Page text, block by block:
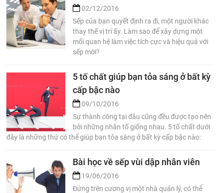
02/12/2016
Sếp của bạn quyết định ra đi, một người khác
thay thế vị trí ấy. Làm sao để xây dựng một
mối quan hệ làm việc tích cực và hiệu quả với
sếp mới?
5 tố chất giúp bạn tỏa sáng ở bất kỳ
cấp bậc nào
09/10/2016
Sự thành công tại đâu cũng đều được tạo nên
bởi những nhân tố giống nhau. 5 tố chất dưới
đây là những thứ có thể giúp bạn tỏa sáng ở bất kỳ cấp bậc nào:
Bài học về sếp vùi dập nhân viên
19/06/2016
Đứng trên cương vị một nhà quản lý, có thể